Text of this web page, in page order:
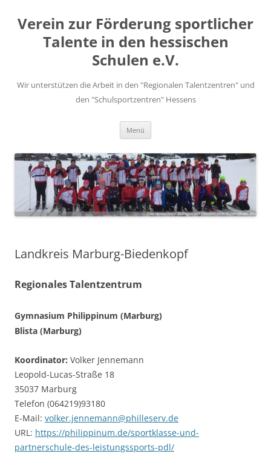
springen
Verein zur Förderung sportlicher
Talente in den hessischen
Schulen e.V.
Wir unterstützen die Arbeit in den "Regionalen Talentzentren" und
den "Schulsportzentren" Hessens
Menü
Landkreis Marburg-Biedenkopf
Regionales Talentzentrum
Gymnasium Philippinum (Marburg)
Blista (Marburg)
Koordinator: Volker Jennemann
Leopold-Lucas-Straße 18
35037 Marburg
Telefon (064219)93180
E-Mail: volker.jennemann@philleserv.de
URL: https://philippinum.de/sportklasse-und-
partnerschule-des-leistungssports-pdl/